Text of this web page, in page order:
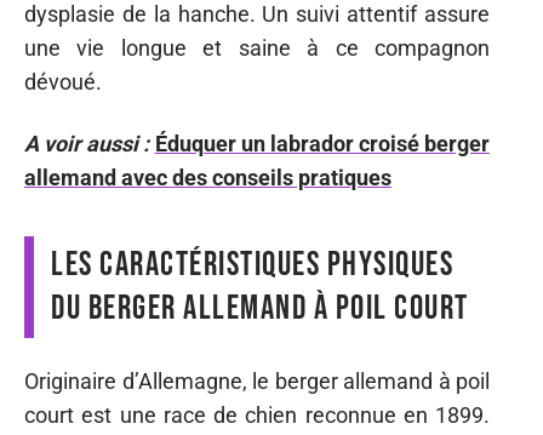
dysplasie de la hanche. Un suivi attentif assure
une vie longue et saine à ce compagnon
dévoué.
A voir aussi : Éduquer un labrador croisé berger
allemand avec des conseils pratiques
Les caractéristiques physiques
du berger allemand à poil court
Originaire d’Allemagne, le berger allemand à poil
court est une race de chien reconnue en 1899.